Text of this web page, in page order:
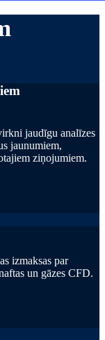
jaudīgu analīzes
jaunumiem,
ziņojumiem.
izmaksas par
un gāzes CFD.